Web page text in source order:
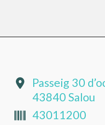
Passeig 30
43840 Salou
43011200